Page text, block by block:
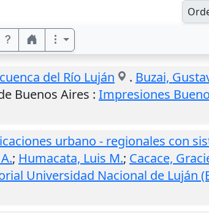
del Río Luján . Buzai,
Buenos Aires : Impresiones
urbano - regionales con
; Humacata, Luis M.; Cacace,
Universidad Nacional de Luján